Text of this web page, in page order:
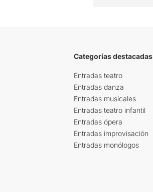
Categorías destacadas
Entradas teatro
Entradas danza
Entradas musicales
Entradas teatro infantil
Entradas ópera
Entradas improvisación
Entradas monólogos